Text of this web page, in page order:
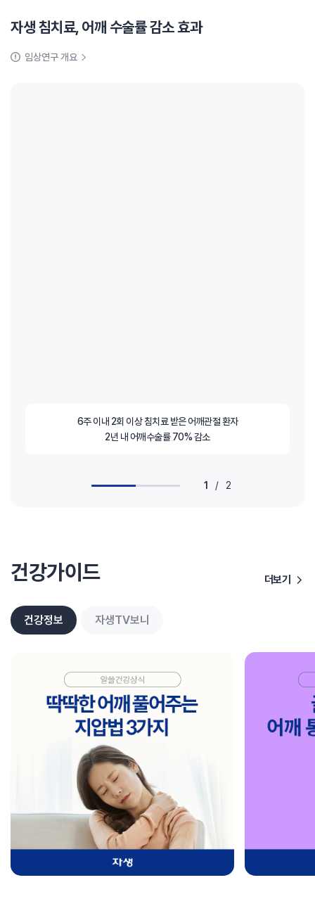
자생 침치료, 어깨 수술률 감소 효과
임상연구 개요
6주 이내 2회 이상 침치료 받은 어깨관절 환자
2년 내 어깨수술률 70% 감소
1 / 2
건강가이드 더보기
건강정보 자생TV보니